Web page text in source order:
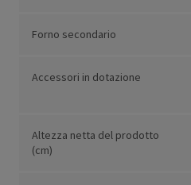
Forno secondario
Accessori in dotazione
Altezza netta del prodotto
(cm)